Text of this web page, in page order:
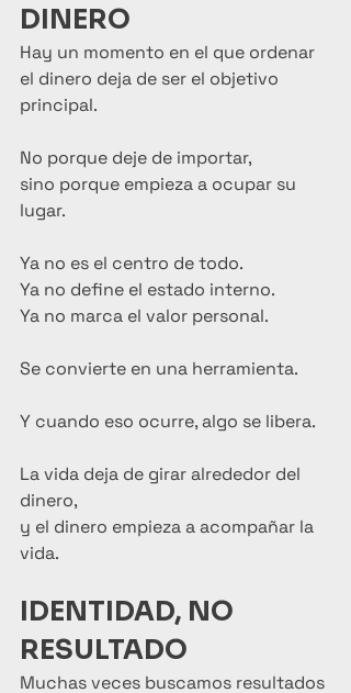
DINERO
Hay un momento en el que ordenar
el dinero deja de ser el objetivo
principal.
No porque deje de importar,
sino porque empieza a ocupar su
lugar.
Ya no es el centro de todo.
Ya no define el estado interno.
Ya no marca el valor personal.
Se convierte en una herramienta.
Y cuando eso ocurre, algo se libera.
La vida deja de girar alrededor del
dinero,
y el dinero empieza a acompañar la
vida.
IDENTIDAD, NO
RESULTADO
Muchas veces buscamos resultados